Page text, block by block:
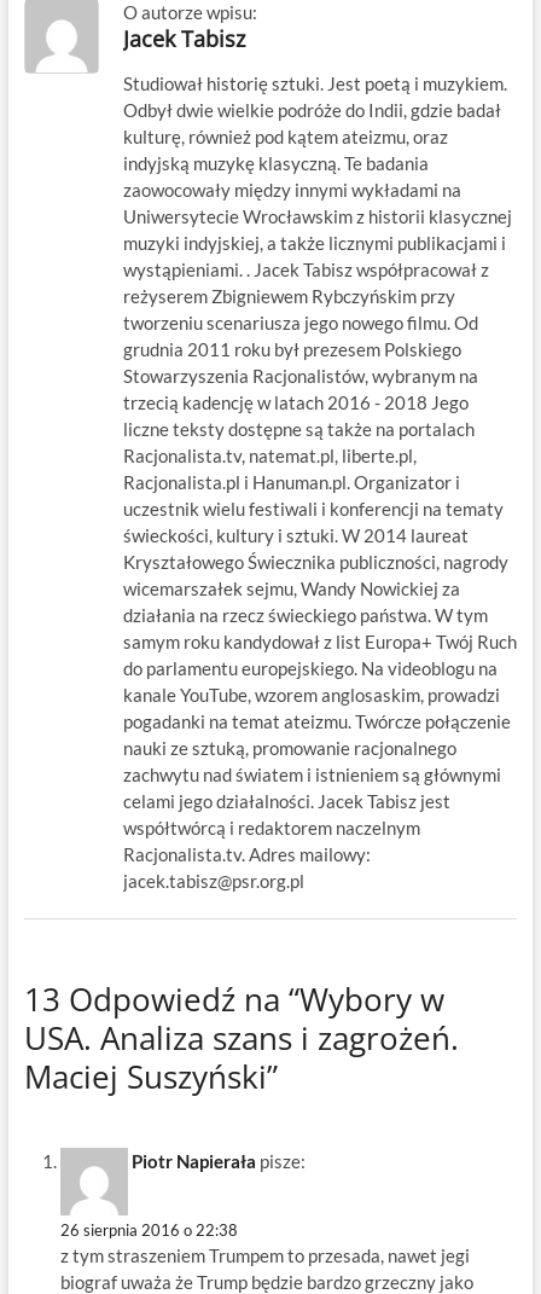
O autorze wpisu:
Jacek Tabisz
Studiował historię sztuki. Jest poetą i muzykiem.
Odbył dwie wielkie podróże do Indii, gdzie badał
kulturę, również pod kątem ateizmu, oraz
indyjską muzykę klasyczną. Te badania
zaowocowały między innymi wykładami na
Uniwersytecie Wrocławskim z historii klasycznej
muzyki indyjskiej, a także licznymi publikacjami i
wystąpieniami. . Jacek Tabisz współpracował z
reżyserem Zbigniewem Rybczyńskim przy
tworzeniu scenariusza jego nowego filmu. Od
grudnia 2011 roku był prezesem Polskiego
Stowarzyszenia Racjonalistów, wybranym na
trzecią kadencję w latach 2016 - 2018 Jego
liczne teksty dostępne są także na portalach
Racjonalista.tv, natemat.pl, liberte.pl,
Racjonalista.pl i Hanuman.pl. Organizator i
uczestnik wielu festiwali i konferencji na tematy
świeckości, kultury i sztuki. W 2014 laureat
Kryształowego Świecznika publiczności, nagrody
wicemarszałek sejmu, Wandy Nowickiej za
działania na rzecz świeckiego państwa. W tym
samym roku kandydował z list Europa+ Twój Ruch
do parlamentu europejskiego. Na videoblogu na
kanale YouTube, wzorem anglosaskim, prowadzi
pogadanki na temat ateizmu. Twórcze połączenie
nauki ze sztuką, promowanie racjonalnego
zachwytu nad światem i istnieniem są głównymi
celami jego działalności. Jacek Tabisz jest
współtwórcą i redaktorem naczelnym
Racjonalista.tv. Adres mailowy:
jacek.tabisz@psr.org.pl
13 Odpowiedź na “Wybory w
USA. Analiza szans i zagrożeń.
Maciej Suszyński”
Piotr Napierała pisze:
26 sierpnia 2016 o 22:38
z tym straszeniem Trumpem to przesada, nawet jegi
biograf uważa że Trump będzie bardzo grzeczny jako